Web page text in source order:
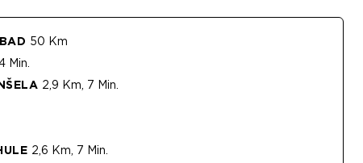
50 Km
Min.
2,9 Km, 7 Min.
2,6 Km, 7 Min.